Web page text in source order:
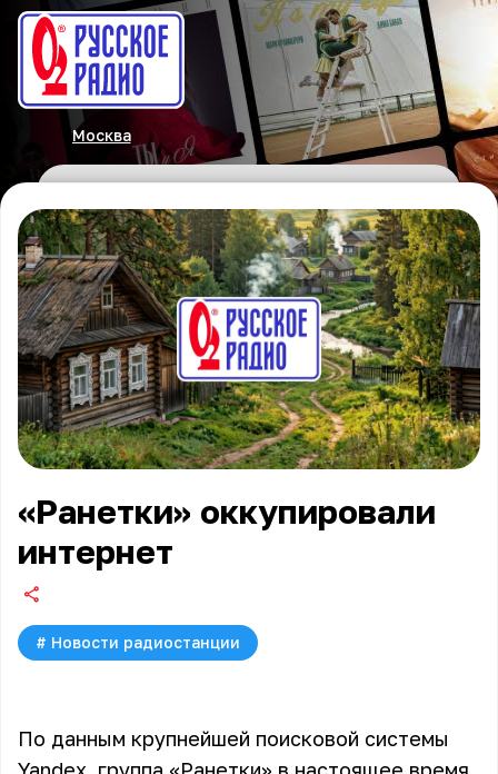
Москва
«Ранетки» оккупировали
интернет
# Новости радиостанции
По данным крупнейшей поисковой системы